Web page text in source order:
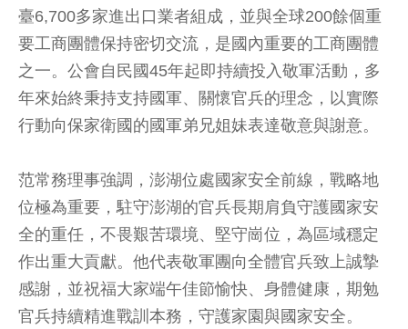
臺6,700多家進出口業者組成，並與全球200餘個重
要工商團體保持密切交流，是國內重要的工商團體
之一。公會自民國45年起即持續投入敬軍活動，多
年來始終秉持支持國軍、關懷官兵的理念，以實際
行動向保家衛國的國軍弟兄姐妹表達敬意與謝意。
范常務理事強調，澎湖位處國家安全前線，戰略地
位極為重要，駐守澎湖的官兵長期肩負守護國家安
全的重任，不畏艱苦環境、堅守崗位，為區域穩定
作出重大貢獻。他代表敬軍團向全體官兵致上誠摯
感謝，並祝福大家端午佳節愉快、身體健康，期勉
官兵持續精進戰訓本務，守護家園與國家安全。